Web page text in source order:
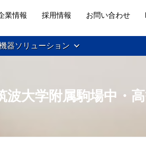
業情報 採用情報 お問い合わせ
器ソリューション
波大学附属駒場中・